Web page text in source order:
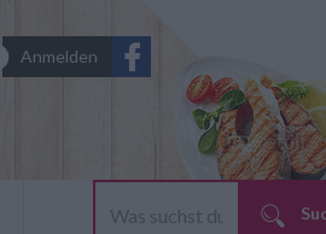
Anmelden